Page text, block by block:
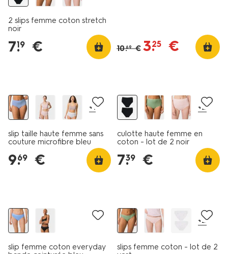
2 slips femme coton stretch
noir
7.
19 € 10.69 € 3.
25 €
+1
slip taille haute femme sans
couture microfibre bleu
9.
69 €
+2
culotte haute femme en
coton - lot de 2 noir
7.
39 €
slip femme coton everyday
+2
slips femme coton - lot de 2